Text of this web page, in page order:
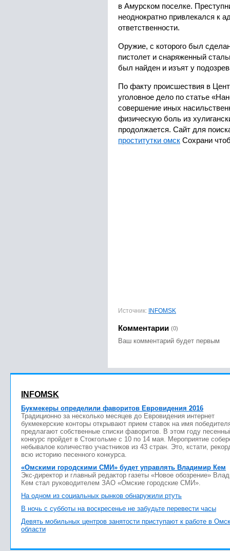
в Амурском поселке.
неоднократно привлекался к
ответственности.
Оружие, с которого был
пистолет и снаряженный
был найден и изъят у
По факту происшествия в
уголовное дело по статье
совершение иных
физическую боль из
продолжается. Сайт для
проститутки омск Сохрани
Источник: INFOMSK
Комментарии (0)
Ваш комментарий будет первым
INFOMSK
Букмекеры определили фаворитов Евровидения 2016
Традиционно за несколько месяцев до Евровидения интернет
букмекерские конторы открывают прием ставок на имя
предлагают собственные списки фаворитов. В этом году
конкурс пройдет в Стокгольме с 10 по 14 мая. Мероприятие
небывалое количество участников из 43 стран. Это, кстати,
всю историю песенного конкурса.
«Омскими городскими СМИ» будет управлять Владимир Кем
Экс-директор и главный редактор газеты «Новое обозрение»
Кем стал руководителем ЗАО «Омские городские СМИ».
На одном из социальных рынков обнаружили ртуть
В ночь с субботы на воскресенье не забудьте перевести часы
Девять мобильных центров занятости приступают к работе в
области